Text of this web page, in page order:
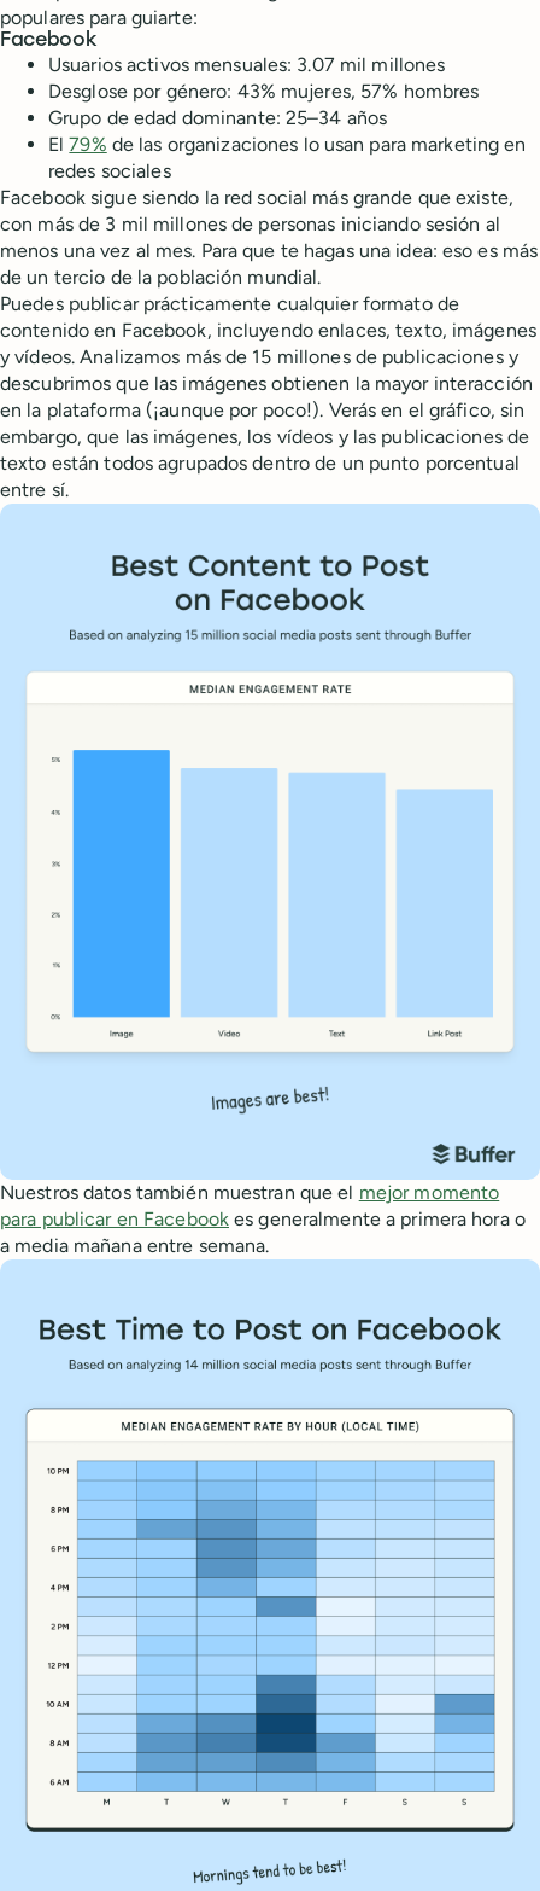
populares para guiarte:
Facebook
Usuarios activos mensuales: 3.07 mil millones
Desglose por género: 43% mujeres, 57% hombres
Grupo de edad dominante: 25–34 años
El79% de las organizaciones lo usan para marketing en
redes sociales
Facebook sigue siendo la red social más grande que existe,
con más de 3 mil millones de personas iniciando sesión al
menos una vez al mes. Para que te hagas una idea: eso es más
de un tercio de la población mundial.
Puedes publicar prácticamente cualquier formato de
contenido en Facebook, incluyendo enlaces, texto, imágenes
y vídeos. Analizamos más de 15 millones de publicaciones y
descubrimos que las imágenes obtienen la mayor interacción
en la plataforma (¡aunque por poco!). Verás en el gráfico, sin
embargo, que las imágenes, los vídeos y las publicaciones de
texto están todos agrupados dentro de un punto porcentual
entre sí.
Nuestros datos también muestran que el mejor momento
para publicar en Facebook es generalmente a primera hora o
a media mañana entre semana.